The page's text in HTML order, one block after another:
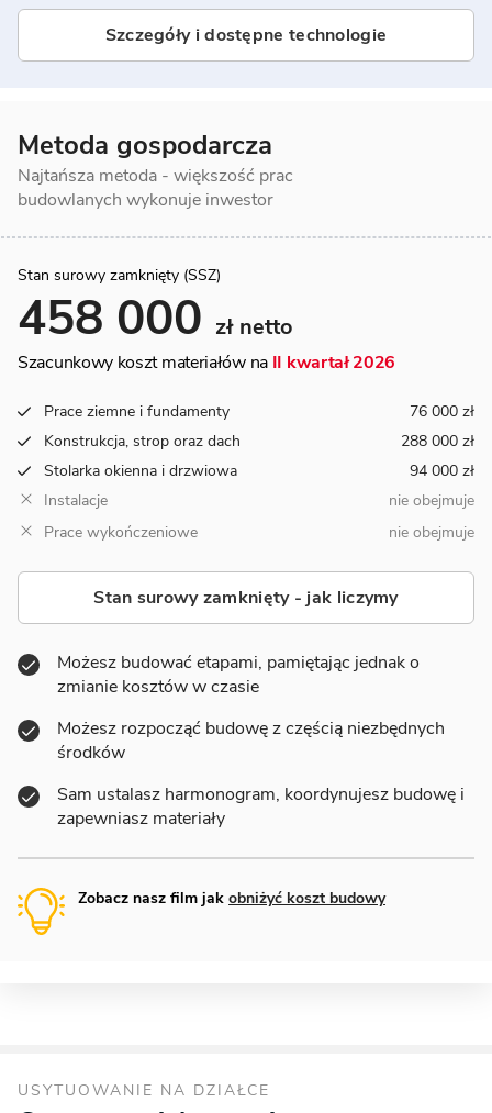
Metoda gospodarcza
Najtańsza metoda - większość prac
budowlanych wykonuje inwestor
Stan surowy zamknięty (SSZ)
458 000 zł netto
Szacunkowy koszt materiałów na II kwartał 2026
Prace ziemne i fundamenty
76 000 zł
Konstrukcja, strop oraz dach
288 000 zł
Stolarka okienna i drzwiowa
94 000 zł
Instalacje
nie obejmuje
Prace wykończeniowe
nie obejmuje
Stan surowy zamknięty - jak liczymy
Możesz budować etapami, pamiętając jednak o
zmianie kosztów w czasie
Możesz rozpocząć budowę z częścią niezbędnych
środków
Sam ustalasz harmonogram, koordynujesz budowę i
zapewniasz materiały
Zobacz nasz film jak obniżyć koszt budowy
Szczegóły i dostępne technologie
USYTUOWANIE NA DZIAŁCE